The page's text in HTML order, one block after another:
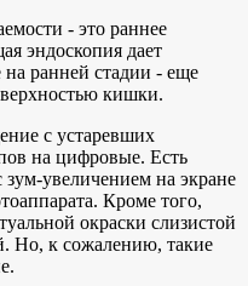
- это раннее
эндоскопия дает
на ранней стадии - еще
кишки.
с устаревших
на цифровые. Есть
увеличением на экране
Кроме того,
окраски слизистой
Но, к сожалению, такие